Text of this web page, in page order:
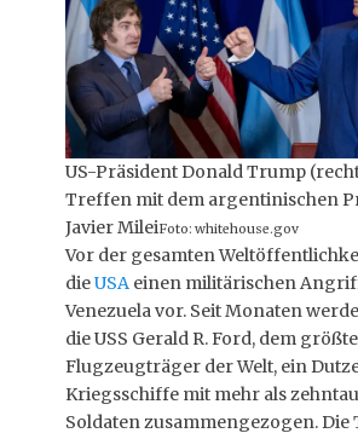
US-Präsident Donald Trump
Treffen mit dem argentinischen
Javier MileiFoto: whitehouse.gov
Vor der gesamten
dieUSA einen militärischen
Venezuela vor. Seit Monaten
die USS Gerald R. Ford, dem
Flugzeugträger der Welt, ein
Kriegsschiffe mit mehr als
Soldaten zusammengezogen.